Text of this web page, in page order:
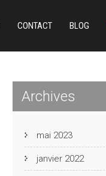
CONTACT BLOG
Archives
mai 2023
janvier 2022